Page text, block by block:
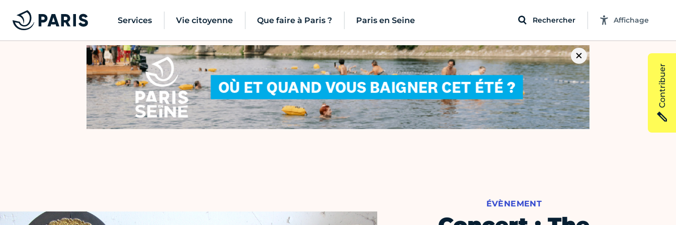
Services Vie citoyenne Que faire à Paris ? Paris en Seine Rechercher Affichage
ÉVÈNEMENT
Contribuer